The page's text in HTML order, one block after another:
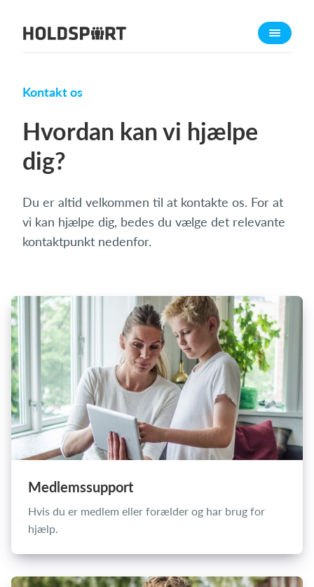
Om Holdsport
Presseomtale
Kontingentopkrævning
Hjemmeside
Webshop
Hvad koster det?
Log på
Kontakt os
Hvordan kan vi hjælpe
dig?
Du er altid velkommen til at kontakte os. For at
vi kan hjælpe dig, bedes du vælge det relevante
kontaktpunkt nedenfor.
Medlemssupport
Hvis du er medlem eller forælder og har brug for
hjælp.